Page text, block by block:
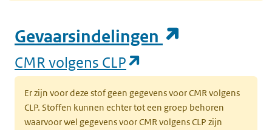
Gevaarsindelingen
CMR volgens CLP
Er zijn voor deze stof geen gegevens voor CMR volgens
CLP. Stoffen kunnen echter tot een groep behoren
waarvoor wel gegevens voor CMR volgens CLP zijn